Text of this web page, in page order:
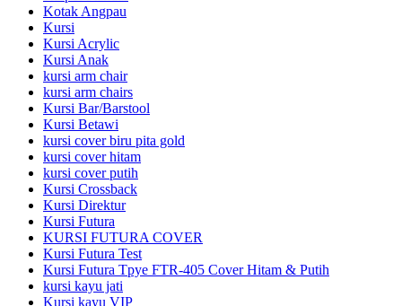
Kotak Angpau
Kursi
Kursi Acrylic
Kursi Anak
kursi arm chair
kursi arm chairs
Kursi Bar/Barstool
Kursi Betawi
kursi cover biru pita gold
kursi cover hitam
kursi cover putih
Kursi Crossback
Kursi Direktur
Kursi Futura
KURSI FUTURA COVER
Kursi Futura Test
Kursi Futura Tpye FTR-405 Cover Hitam & Putih
kursi kayu jati
Kursi kayu VIP